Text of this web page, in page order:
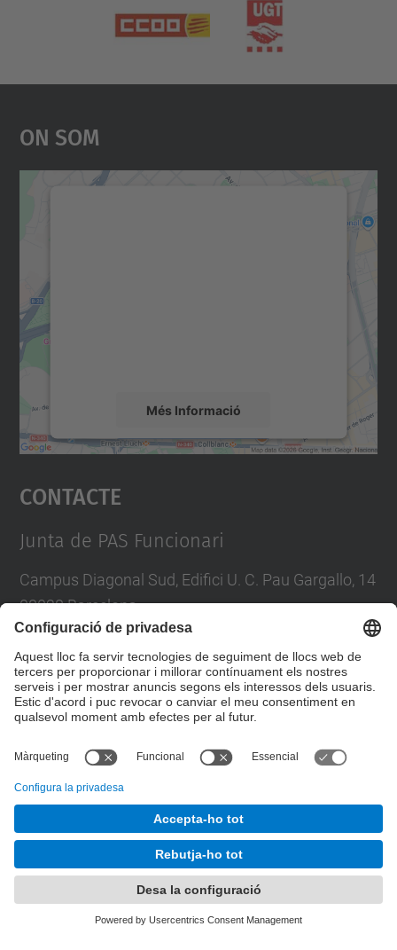
On Som
Més Informació
Accepta
powered by
Contacte
Junta de PAS Funcionari
Campus Diagonal Sud, Edifici U. C. Pau Gargallo, 14
08028 Barcelona
E-mail :junta.pasf@upc.edu
Formulari de contacte
Junta PAS Funcionari
Desenvolupat amb